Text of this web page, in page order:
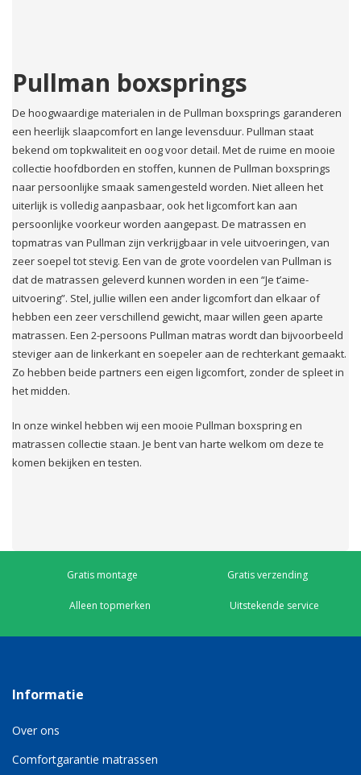
Pullman boxsprings
De hoogwaardige materialen in de Pullman boxsprings garanderen
een heerlijk slaapcomfort en lange levensduur. Pullman staat
bekend om topkwaliteit en oog voor detail. Met de ruime en mooie
collectie hoofdborden en stoffen, kunnen de Pullman boxsprings
naar persoonlijke smaak samengesteld worden. Niet alleen het
uiterlijk is volledig aanpasbaar, ook het ligcomfort kan aan
persoonlijke voorkeur worden aangepast. De matrassen en
topmatras van Pullman zijn verkrijgbaar in vele uitvoeringen, van
zeer soepel tot stevig. Een van de grote voordelen van Pullman is
dat de matrassen geleverd kunnen worden in een “Je t’aime-
uitvoering”. Stel, jullie willen een ander ligcomfort dan elkaar of
hebben een zeer verschillend gewicht, maar willen geen aparte
matrassen. Een 2-persoons Pullman matras wordt dan bijvoorbeeld
steviger aan de linkerkant en soepeler aan de rechterkant gemaakt.
Zo hebben beide partners een eigen ligcomfort, zonder de spleet in
het midden.
In onze winkel hebben wij een mooie Pullman boxspring en
matrassen collectie staan. Je bent van harte welkom om deze te
komen bekijken en testen.
Gratis montage Gratis verzending
Alleen topmerken Uitstekende service
Informatie
Over ons
Comfortgarantie matrassen